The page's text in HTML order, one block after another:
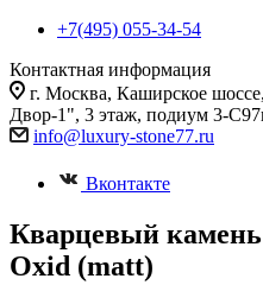
+7(495) 055-34-54
Контактная информация
г. Москва, Каширское
Двор-1", 3 этаж, подиум 3-
info@luxury-stone77.ru
Вконтакте
Кварцевый
Oxid (matt)